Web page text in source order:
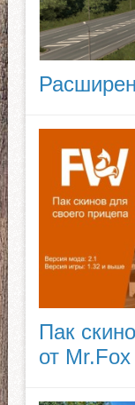
Пак
от Mr.Fox